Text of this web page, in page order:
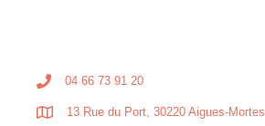
04 66 73 91 20
13 Rue du Port, 30220 Aigues-Mortes